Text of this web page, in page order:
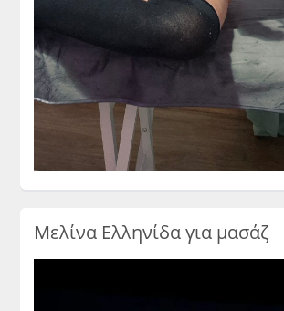
Μελίνα Ελληνίδα για μασάζ